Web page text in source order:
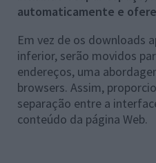
automaticamente e
Em vez de os downloads
inferior, serão movidos
endereços, uma
browsers. Assim,
separação entre a
conteúdo da página Web.